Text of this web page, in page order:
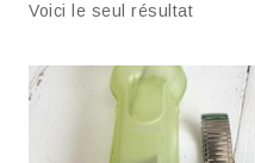
Voici le seul résultat